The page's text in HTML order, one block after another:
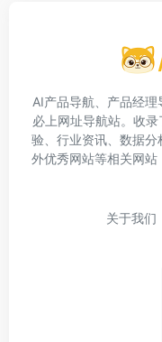
AI产品导航、产品经
必上网址导航站。收
验、行业资讯、数据
外优秀网站等相关网
关于我们